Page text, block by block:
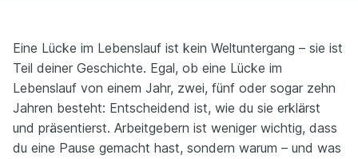
Eine Lücke im Lebenslauf ist kein Weltuntergang – sie ist
Teil deiner Geschichte. Egal, ob eine Lücke im
Lebenslauf von einem Jahr, zwei, fünf oder sogar zehn
Jahren besteht: Entscheidend ist, wie du sie erklärst
und präsentierst. Arbeitgebern ist weniger wichtig, dass
du eine Pause gemacht hast, sondern warum – und was